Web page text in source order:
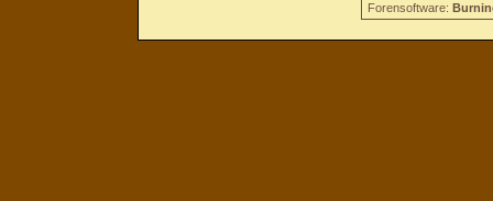
Forensoftware: